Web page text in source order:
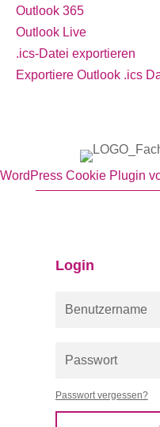
Outlook 365
Outlook Live
.ics-Datei exportieren
Exportiere Outlook .ics
Login
Passwort vergessen?
WordPress Cookie Plugin